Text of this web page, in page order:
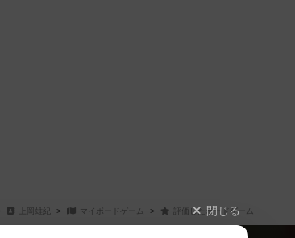
上岡雄紀 マイボードゲーム 評価したボードゲーム
閉じる